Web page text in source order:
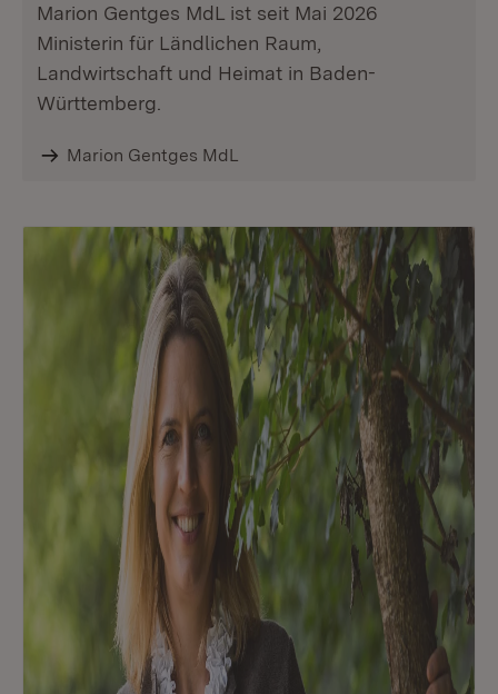
Marion Gentges MdL ist seit Mai 2026
Ministerin für Ländlichen Raum,
Landwirtschaft und Heimat in Baden-
Württemberg.
Marion Gentges MdL